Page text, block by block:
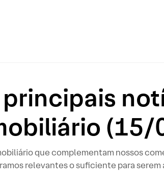
principais
(15/
que complementam nossos
relevantes o suficiente para serem